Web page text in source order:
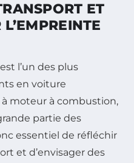
ET
l’un des plus
en voiture
moteur à combustion,
partie des
essentiel de réfléchir
et d’envisager des